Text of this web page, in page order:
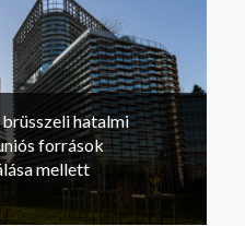
hatalmi
források
mellett